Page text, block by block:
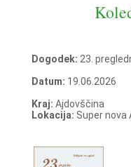
Dogodek: 23.
Datum: 19.06.2026
Kraj: Ajdovščina
Lokacija: Super nova